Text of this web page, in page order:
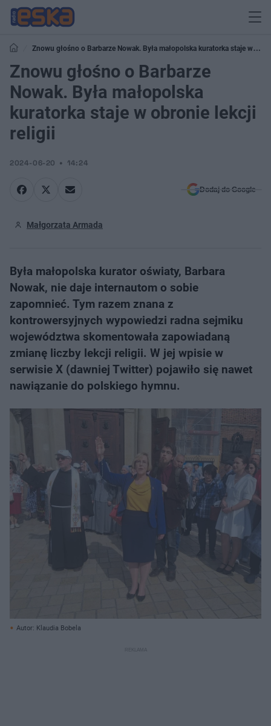
Znowu głośno o Barbarze Nowak. Była małopolska kuratorka staje w
obronie lekcji religii
Znowu głośno o Barbarze
Nowak. Była małopolska
kuratorka staje w obronie lekcji
religii
2024-06-20 14:24
Dodaj do Google
Małgorzata Armada
Była małopolska kurator oświaty, Barbara
Nowak, nie daje internautom o sobie
zapomnieć. Tym razem znana z
kontrowersyjnych wypowiedzi radna sejmiku
województwa skomentowała zapowiadaną
zmianę liczby lekcji religii. W jej wpisie w
serwisie X (dawniej Twitter) pojawiło się nawet
nawiązanie do polskiego hymnu.
Autor: Klaudia Bobela